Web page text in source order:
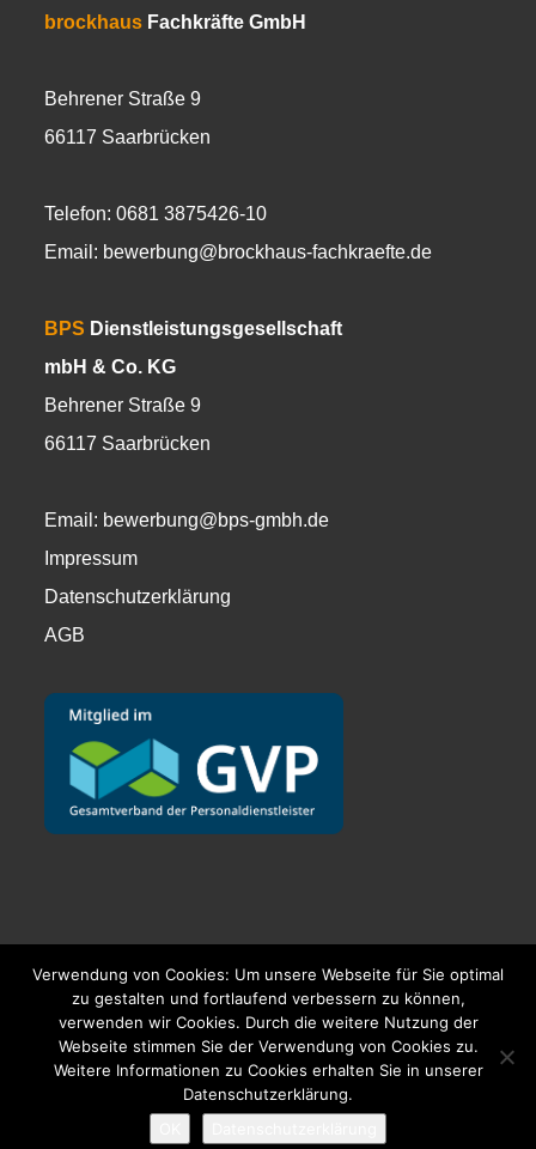
brockhaus Fachkräfte GmbH
Behrener Straße 9
66117 Saarbrücken
Telefon: 0681 3875426-10
Email: bewerbung@brockhaus-fachkraefte.de
BPS Dienstleistungsgesellschaft
mbH & Co. KG
Behrener Straße 9
66117 Saarbrücken
Email: bewerbung@bps-gmbh.de
Impressum
Datenschutzerklärung
AGB
Verwendung von Cookies: Um unsere Webseite für Sie optimal
zu gestalten und fortlaufend verbessern zu können,
verwenden wir Cookies. Durch die weitere Nutzung der
Webseite stimmen Sie der Verwendung von Cookies zu.
Weitere Informationen zu Cookies erhalten Sie in unserer
Datenschutzerklärung.